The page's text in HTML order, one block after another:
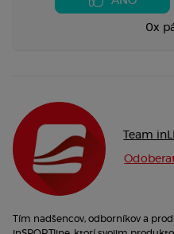
0x
Team
Tím nadšencov, odborníkov a